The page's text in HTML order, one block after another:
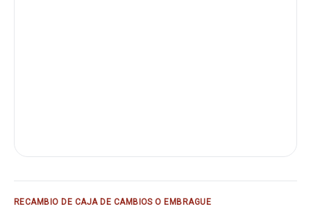
RECAMBIO DE CAJA DE CAMBIOS O EMBRAGUE